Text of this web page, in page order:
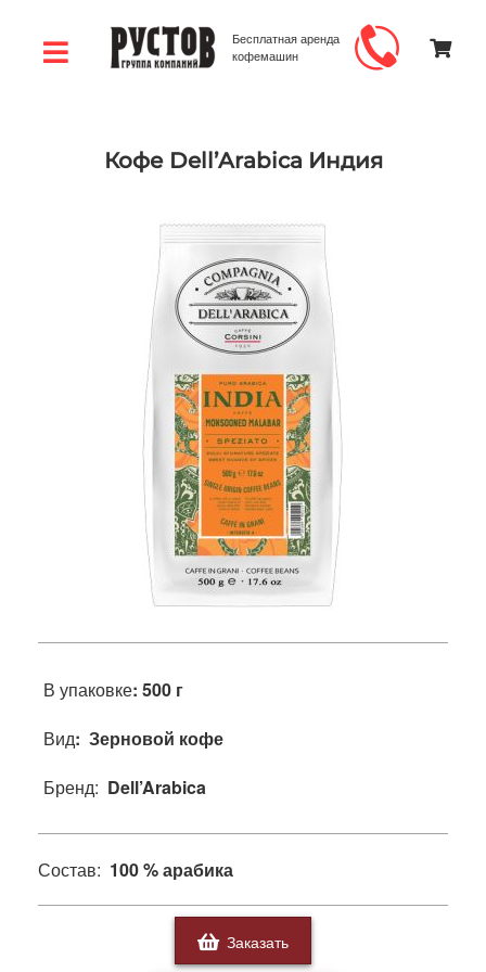
Бесплатная аренда
кофемашин
Кофе Dell’Arabica Индия
В упаковке: 500 г
Вид: Зерновой кофе
Бренд: Dell’Arabica
Состав: 100 % арабика
Заказать